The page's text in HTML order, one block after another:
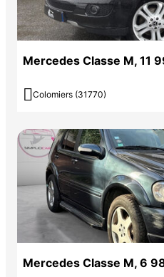
Mercedes Classe M, 11
 Colomiers (31770)
Mercedes Classe M, 6